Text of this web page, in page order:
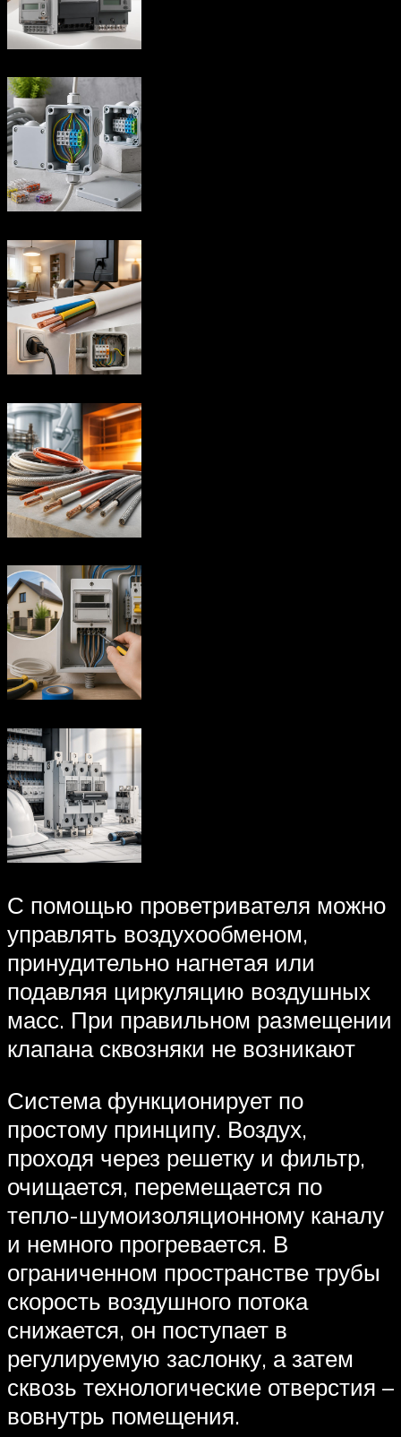
С помощью проветривателя можно
управлять воздухообменом,
принудительно нагнетая или
подавляя циркуляцию воздушных
масс. При правильном размещении
клапана сквозняки не возникают
Система функционирует по
простому принципу. Воздух,
проходя через решетку и фильтр,
очищается, перемещается по
тепло-шумоизоляционному каналу
и немного прогревается. В
ограниченном пространстве трубы
скорость воздушного потока
снижается, он поступает в
регулируемую заслонку, а затем
сквозь технологические отверстия –
вовнутрь помещения.